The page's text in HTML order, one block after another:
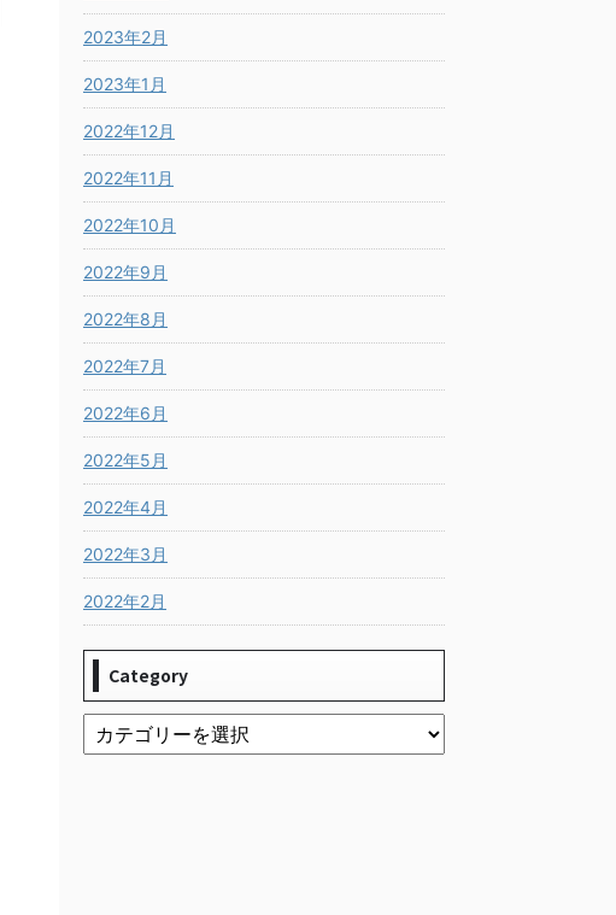
2023年2月
2023年1月
2022年12月
2022年11月
2022年10月
2022年9月
2022年8月
2022年7月
2022年6月
2022年5月
2022年4月
2022年3月
2022年2月
Category